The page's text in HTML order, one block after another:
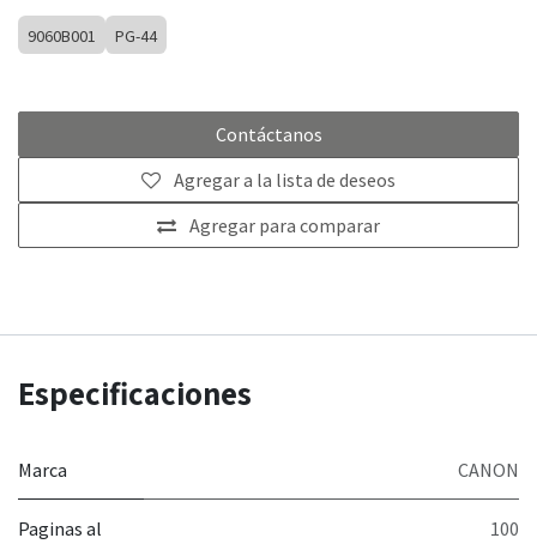
9060B001 PG-44
Contáctanos
Agregar para comparar
Agregar a la lista de deseos
Especificaciones
Marca CANON
Paginas al
100